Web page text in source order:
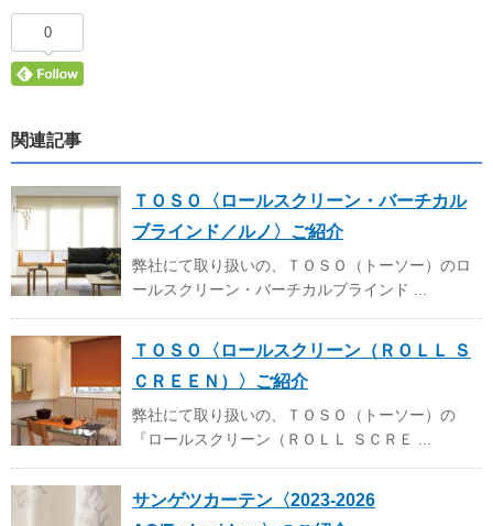
0
関連記事
ＴＯＳＯ〈ロールスクリーン・バーチカル
ブラインド／ルノ〉ご紹介
弊社にて取り扱いの、ＴＯＳＯ（トーソー）のロ
ールスクリーン・バーチカルブラインド ...
ＴＯＳＯ〈ロールスクリーン（ＲＯＬＬ Ｓ
ＣＲＥＥＮ）〉ご紹介
弊社にて取り扱いの、ＴＯＳＯ（トーソー）の
『ロールスクリーン（ＲＯＬＬ ＳＣＲＥ ...
サンゲツカーテン〈2023-2026